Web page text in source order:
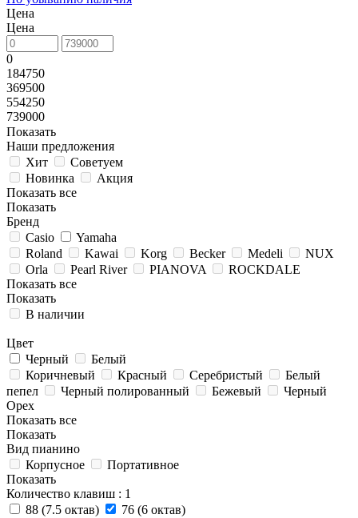
Цена
Цена
0
184750
369500
554250
739000
Показать
Наши предложения
Хит
Советуем
Новинка
Акция
Показать все
Показать
Бренд
Casio
Yamaha
Roland
Kawai Korg Becker Medeli
NUX
Orla
Pearl River PIANOVA
ROCKDALE
Показать все
Показать
В наличии
Цвет
Черный
Белый
Коричневый
Красный Серебристый
Белый
пепел
Черный полированный Бежевый
Черный
Орех
Показать все
Показать
Вид пианино
Корпусное
Портативное
Показать
Количество клавиш : 1
88 (7.5 октав)
76 (6 октав)